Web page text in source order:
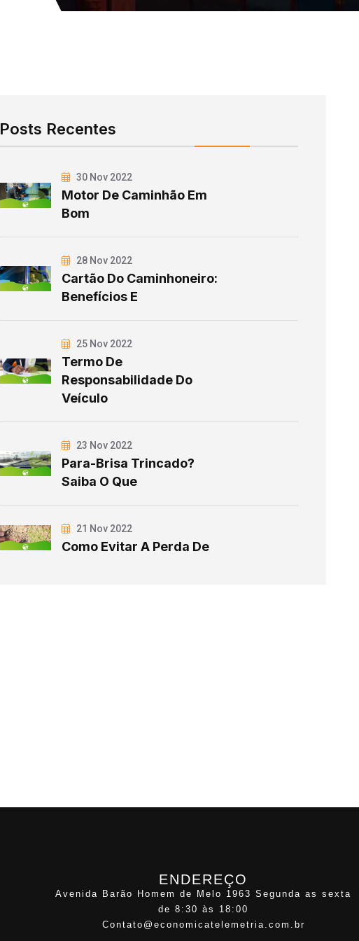
Posts Recentes
30 Nov 2022
Motor De Caminhão Em
Bom
28 Nov 2022
Cartão Do Caminhoneiro:
Benefícios E
25 Nov 2022
Termo De
Responsabilidade Do
Veículo
23 Nov 2022
Para-Brisa Trincado?
Saiba O Que
21 Nov 2022
Como Evitar A Perda De
ENDEREÇO
Avenida Barão Homem de Melo 1963 Segunda as sexta
de 8:30 às 18:00
Contato@economicatelemetria.com.br